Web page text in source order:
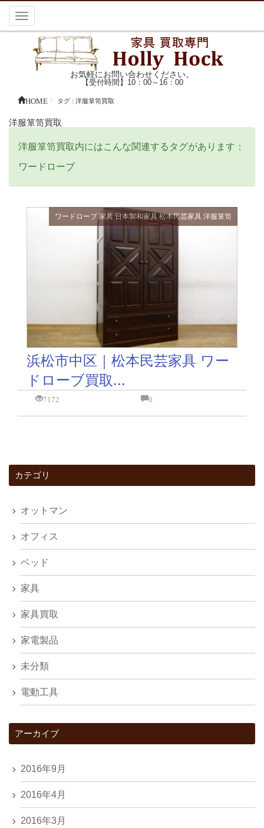
お気軽にお問い合わせください。
【受付時間】10：00～16：00
Toggle
navigation
HOME タグ : 洋服箪笥買取
洋服箪笥買取
洋服箪笥買取内にはこんな関連するタグがあります：
ワードローブ
ワードローブ 家具 日本製和家具 松本民芸家具 洋服箪笥
浜松市中区｜松本民芸家具 ワー
ドローブ買取...
7172 0
カテゴリ
オットマン
オフィス
ベッド
家具
家具買取
家電製品
未分類
電動工具
アーカイブ
2016年9月
2016年4月
2016年3月